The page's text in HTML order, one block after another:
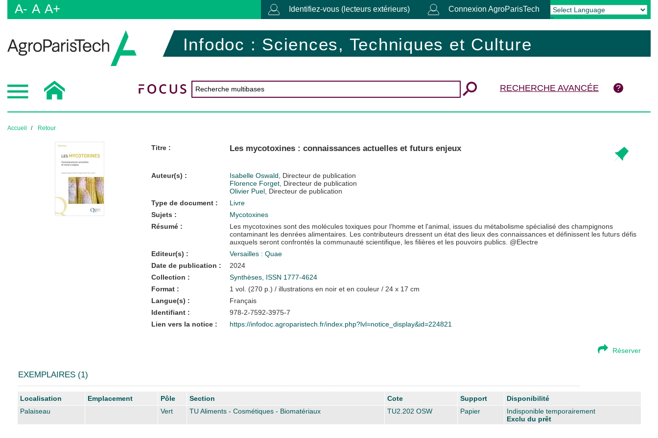
A- A A+ Identifiez-vous (lecteurs extérieurs) Connexion AgroParisTech
Powered by Translate
Infodoc : Sciences, Techniques et Culture
RECHERCHE AVANCÉE
Accueil Retour
Titre : Les mycotoxines : connaissances actuelles et futurs enjeux
Auteur(s) : Isabelle Oswald , Directeur de publication
Florence Forget, Directeur de publication
Olivier Puel, Directeur de publication
Type de document :
Livre
Sujets :
Mycotoxines
Résumé :
Les mycotoxines sont des molécules toxiques pour l'homme et l'animal, issues du métabolisme spécialisé des champignons
contaminant les denrées alimentaires. Les contributeurs dressent un état des lieux des connaissances et définissent les futurs défis
auxquels seront confrontés la communauté scientifique, les filières et les pouvoirs publics. @Electre
Editeur(s) :
Versailles : Quae
Date de publication :
2024
Collection :
Synthèses, ISSN 1777-4624
Format :
1 vol. (270 p.) / illustrations en noir et en couleur / 24 x 17 cm
Langue(s) :
Français
Identifiant :
978-2-7592-3975-7
Lien vers la notice :
https://infodoc.agroparistech.fr/index.php?lvl=notice_display&id=224821
Réserver
EXEMPLAIRES (1)
Liste des exemplaires
Localisation Emplacement Pôle Section Cote Support
Disponibilité
Palaiseau
Vert TU Aliments - Cosmétiques - Biomatériaux TU2.202 OSW Papier
Indisponible temporairement
Exclu du prêt